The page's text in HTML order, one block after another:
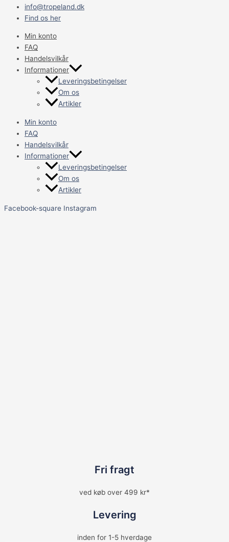
info@tropeland.dk
Find os her
Min konto
FAQ
Handelsvilkår
Informationer
Leveringsbetingelser
Om os
Artikler
Min konto
FAQ
Handelsvilkår
Informationer
Leveringsbetingelser
Om os
Artikler
Facebook-square Instagram
Fri fragt
ved køb over 499 kr*
Levering
inden for 1-5 hverdage